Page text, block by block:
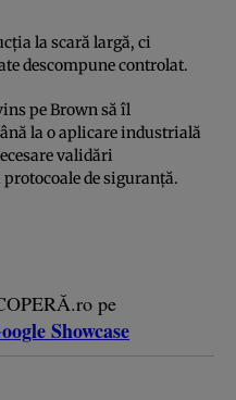
la scară largă, ci
descompune controlat.
pe Brown să îl
la o aplicare industrială
validări
de siguranță.
pe
Showcase